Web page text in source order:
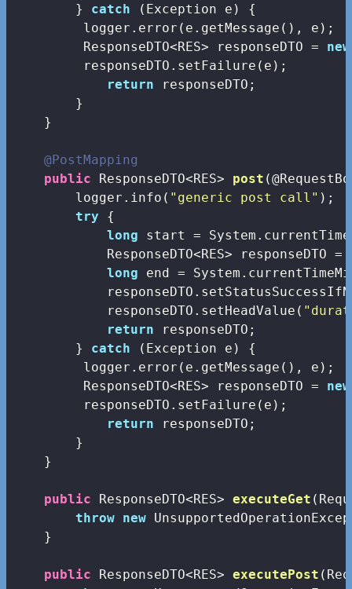
        }
catch (Exception e) {
         logger.error(e.getMessage(), e);
         ResponseDTO<RES> responseDTO =
new
         responseDTO.setFailure(e);
return responseDTO;
        }
    }
@PostMapping
public ResponseDTO<RES> post
        logger.info(
"generic post call" );
try {
long start =
ResponseDTO<RES> responseDTO =
long end =
            responseDTO.setHeadValue(
return responseDTO;
        }
catch (Exception e) {
         logger.error(e.getMessage(), e);
         ResponseDTO<RES> responseDTO =
new
         responseDTO.setFailure(e);
return responseDTO;
        }
    }
public ResponseDTO<RES> executeGet
throw new
    }
public ResponseDTO<RES> executePost